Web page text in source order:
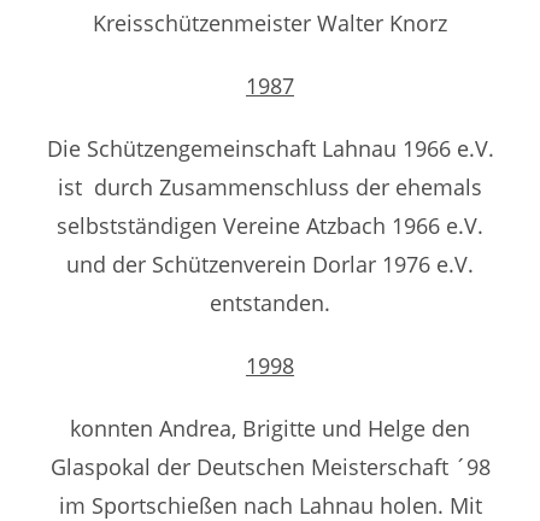
Kreisschützenmeister Walter Knorz
1987
Die Schützengemeinschaft Lahnau 1966 e.V.
ist durch Zusammenschluss der ehemals
selbstständigen Vereine Atzbach 1966 e.V.
und der Schützenverein Dorlar 1976 e.V.
entstanden.
1998
konnten Andrea, Brigitte und Helge den
Glaspokal der Deutschen Meisterschaft ´98
im Sportschießen nach Lahnau holen. Mit